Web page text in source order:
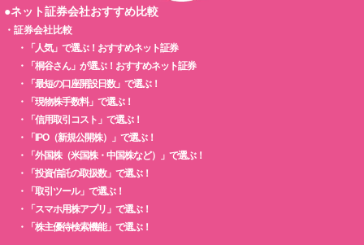
●ネット証券会社おすすめ比較
・ 証券会社比較
・
「人気」で選ぶ！おすすめネット証券
・
「桐谷さん」が選ぶ！おすすめネット証券
・
「最短の口座開設日数」で選ぶ！
・
「現物株手数料」で選ぶ！
・
「信用取引コスト」で選ぶ！
・
「IPO（新規公開株）」で選ぶ！
・
「外国株（米国株・中国株など）」で選ぶ！
・
「投資信託の取扱数」で選ぶ！
・
「取引ツール」で選ぶ！
・
「スマホ用株アプリ」で選ぶ！
・
「株主優待検索機能」で選ぶ！